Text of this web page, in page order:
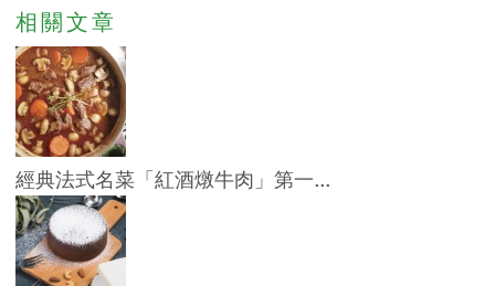
相關文章
經典法式名菜「紅酒燉牛肉」第一...